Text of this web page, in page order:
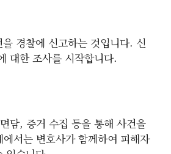
경찰에 신고하는 것입니다. 신
대한 조사를 시작합니다.
담, 증거 수집 등을 통해 사건을
서는 변호사가 함께하여 피해자